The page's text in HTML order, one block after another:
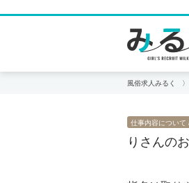
風俗求人みるく
仕事内容について
りさんの